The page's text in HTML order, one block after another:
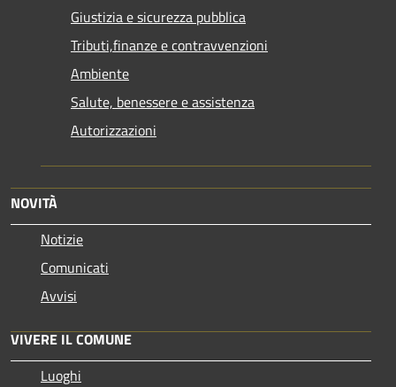
Giustizia e sicurezza pubblica
Tributi,finanze e contravvenzioni
Ambiente
Salute, benessere e assistenza
Autorizzazioni
NOVITÀ
Notizie
Comunicati
Avvisi
VIVERE IL COMUNE
Luoghi